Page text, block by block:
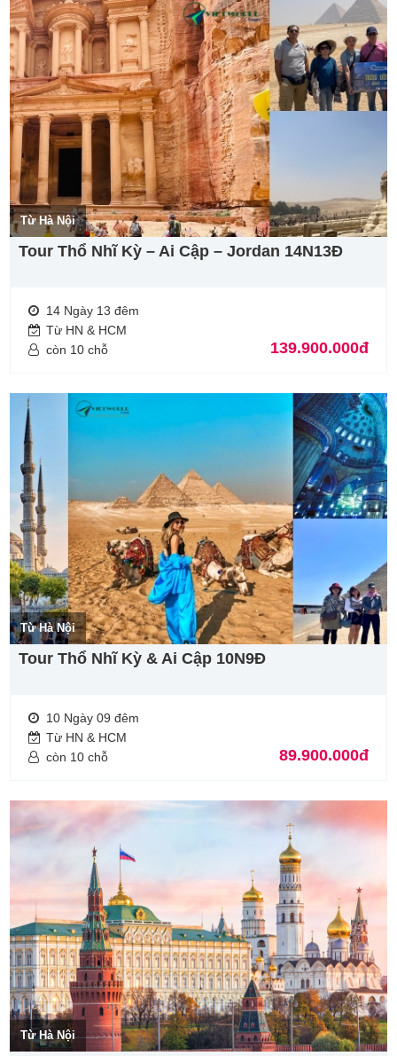
Từ Hà Nội
Tour Thổ Nhĩ Kỳ – Ai Cập – Jordan 14N13Đ
14 Ngày 13 đêm
Từ HN & HCM
còn 10 chỗ
139.900.000đ
Từ Hà Nội
Tour Thổ Nhĩ Kỳ & Ai Cập 10N9Đ
10 Ngày 09 đêm
Từ HN & HCM
còn 10 chỗ
89.900.000đ
Từ Hà Nội